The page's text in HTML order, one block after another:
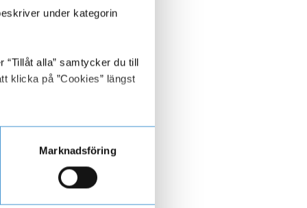
under kategorin
alla” samtycker du till
klicka på ”Cookies” längst
Marknadsföring